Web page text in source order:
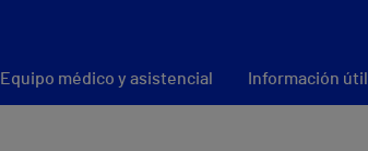
Equipo médico y asistencial Información útil